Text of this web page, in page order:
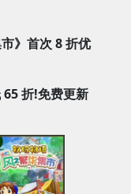
》首次 8 折优
65 折!免费更新